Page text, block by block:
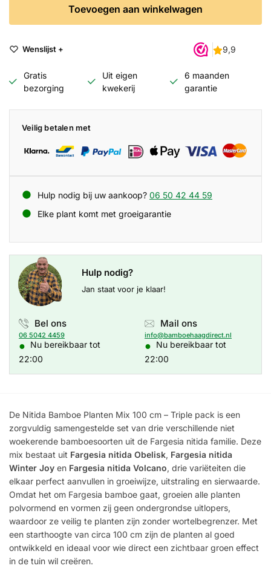
Toevoegen aan winkelwagen
Wenslijst +
Gratis
bezorging
Uit eigen
kwekerij
6 maanden
garantie
Veilig betalen met
Hulp nodig bij uw aankoop? 06 50 42 44 59
Elke plant komt met groeigarantie
Hulp nodig?
Jan staat voor je klaar!
Bel ons
06 5042 4459
● Nu bereikbaar tot
22:00
Mail ons
info@bamboehaagdirect.nl
● Nu bereikbaar tot
22:00
De Nitida Bamboe Planten Mix 100 cm – Triple pack is een
zorgvuldig samengestelde set van drie verschillende niet
woekerende bamboesoorten uit de Fargesia nitida familie. Deze
mix bestaat uit Fargesia nitida Obelisk, Fargesia nitida
Winter Joy en Fargesia nitida Volcano, drie variëteiten die
elkaar perfect aanvullen in groeiwijze, uitstraling en sierwaarde.
Omdat het om Fargesia bamboe gaat, groeien alle planten
polvormend en vormen zij geen ondergrondse uitlopers,
waardoor ze veilig te planten zijn zonder wortelbegrenzer. Met
een starthoogte van circa 100 cm zijn de planten al goed
ontwikkeld en ideaal voor wie direct een zichtbaar groen effect
in de tuin wil creëren.